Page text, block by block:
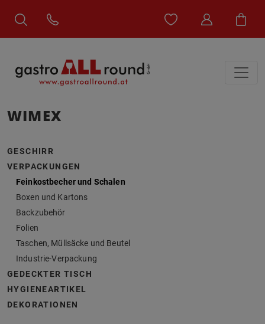
WIMEX
GESCHIRR
VERPACKUNGEN
Feinkostbecher und Schalen
Boxen und Kartons
Backzubehör
Folien
Taschen, Müllsäcke und Beutel
Industrie-Verpackung
GEDECKTER TISCH
HYGIENEARTIKEL
DEKORATIONEN